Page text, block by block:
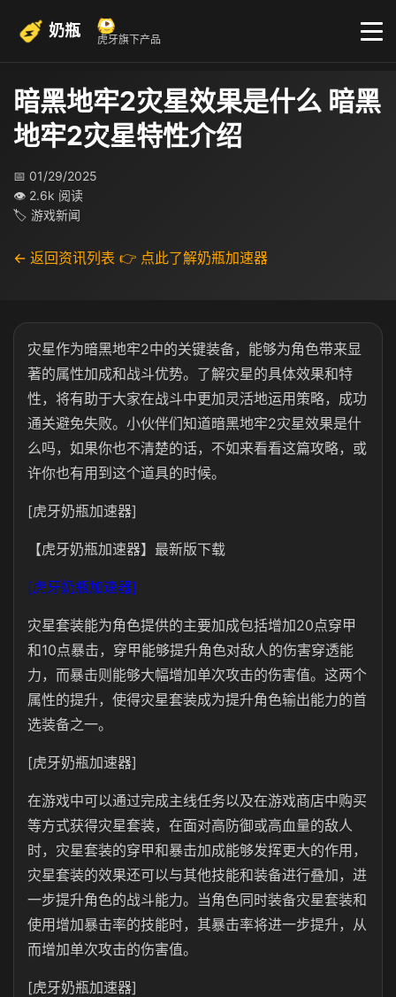
奶瓶 虎牙旗下产品
暗黑地牢2灾星效果是什么 暗黑
地牢2灾星特性介绍
📅 01/29/2025
👁 2.6k 阅读
🏷 游戏新闻
← 返回资讯列表 👉 点此了解奶瓶加速器
灾星作为暗黑地牢2中的关键装备，能够为角色带来显
著的属性加成和战斗优势。了解灾星的具体效果和特
性，将有助于大家在战斗中更加灵活地运用策略，成功
通关避免失败。小伙伴们知道暗黑地牢2灾星效果是什
么吗，如果你也不清楚的话，不如来看看这篇攻略，或
许你也有用到这个道具的时候。
[虎牙奶瓶加速器]
【虎牙奶瓶加速器】最新版下载
[虎牙奶瓶加速器]
灾星套装能为角色提供的主要加成包括增加20点穿甲
和10点暴击，穿甲能够提升角色对敌人的伤害穿透能
力，而暴击则能够大幅增加单次攻击的伤害值。这两个
属性的提升，使得灾星套装成为提升角色输出能力的首
选装备之一。
[虎牙奶瓶加速器]
在游戏中可以通过完成主线任务以及在游戏商店中购买
等方式获得灾星套装，在面对高防御或高血量的敌人
时，灾星套装的穿甲和暴击加成能够发挥更大的作用，
灾星套装的效果还可以与其他技能和装备进行叠加，进
一步提升角色的战斗能力。当角色同时装备灾星套装和
使用增加暴击率的技能时，其暴击率将进一步提升，从
而增加单次攻击的伤害值。
[虎牙奶瓶加速器]